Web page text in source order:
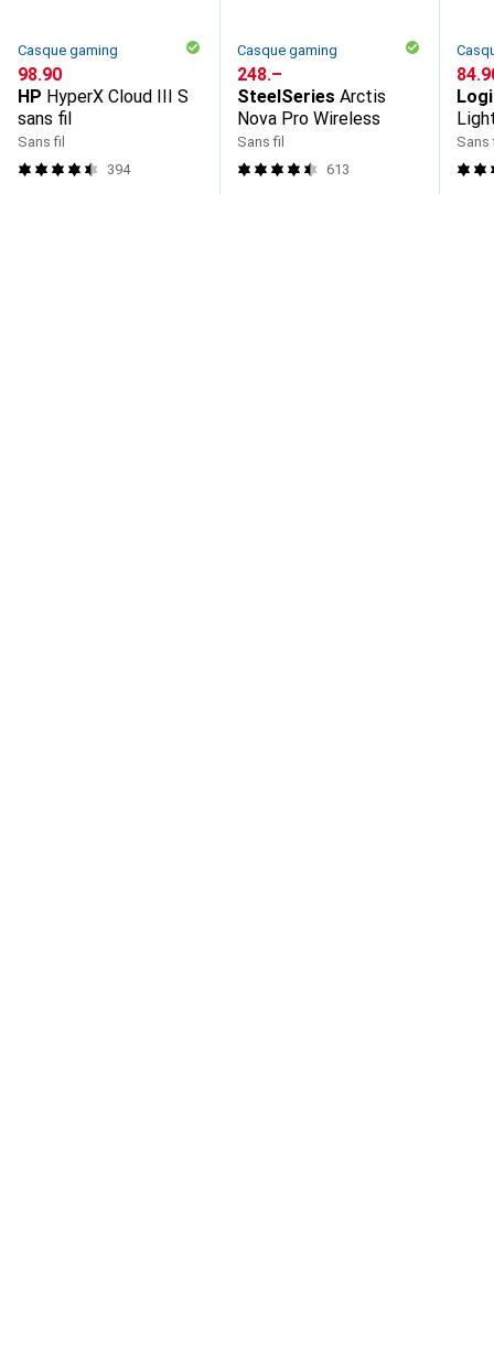
Casque gaming
CHF
98.90
HP HyperX Cloud III S
sans fil
Sans fil
394
Casque gaming
CHF
248.–
SteelSeries Arctis
Nova Pro Wireless
Sans fil
613
CHF
Sans